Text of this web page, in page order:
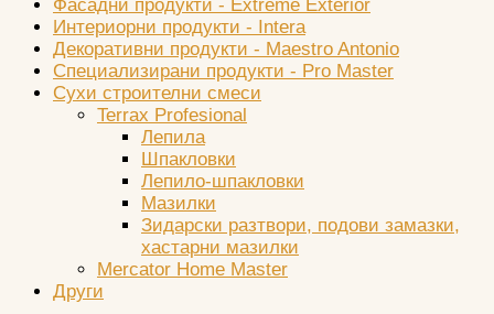
Фасадни продукти - Extreme Exterior
Интериорни продукти - Intera
Декоративни продукти - Maestro Antonio
Специализирани продукти - Pro Master
Сухи строителни смеси
Terrax Profesional
Лепила
Шпакловки
Лепило-шпакловки
Мазилки
Зидарски разтвори, подови замазки,
хастарни мазилки
Mercator Home Master
Други